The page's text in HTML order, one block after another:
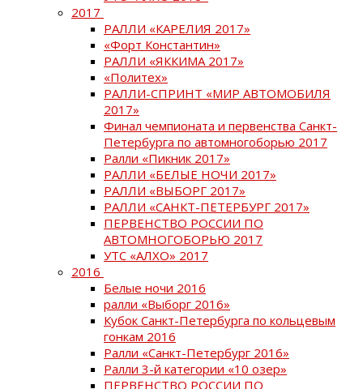
2017
РАЛЛИ «КАРЕЛИЯ 2017»
«Форт Константин»
РАЛЛИ «ЯККИМА 2017»
«Политех»
РАЛЛИ-СПРИНТ «МИР АВТОМОБИЛЯ
2017»
Финал чемпионата и первенства Санкт-
Петербурга по автомногоборью 2017
Ралли «Пикник 2017»
РАЛЛИ «БЕЛЫЕ НОЧИ 2017»
РАЛЛИ «ВЫБОРГ 2017»
РАЛЛИ «САНКТ-ПЕТЕРБУРГ 2017»
ПЕРВЕНСТВО РОССИИ ПО
АВТОМНОГОБОРЬЮ 2017
УТС «АЛХО» 2017
2016
Белые ночи 2016
ралли «Выборг 2016»
Кубок Санкт-Петербурга по кольцевым
гонкам 2016
Ралли «Санкт-Петербург 2016»
Ралли 3-й категории «10 озер»
ПЕРВЕНСТВО РОССИИ ПО